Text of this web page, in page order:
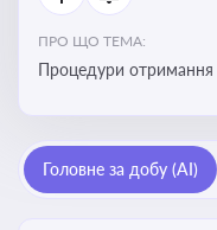
ПРО ЩО ТЕМА:
Процедури
законодавстві, щоб
забезпечити
Головне за добу (AI)